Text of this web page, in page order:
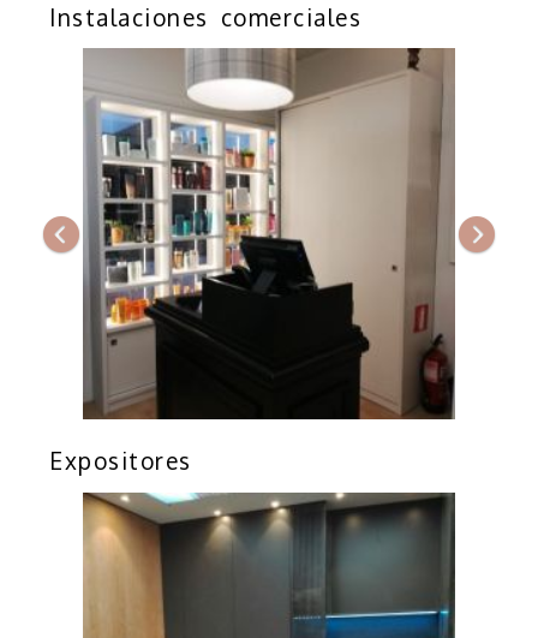
Instalaciones comerciales
Expositores
Anterior